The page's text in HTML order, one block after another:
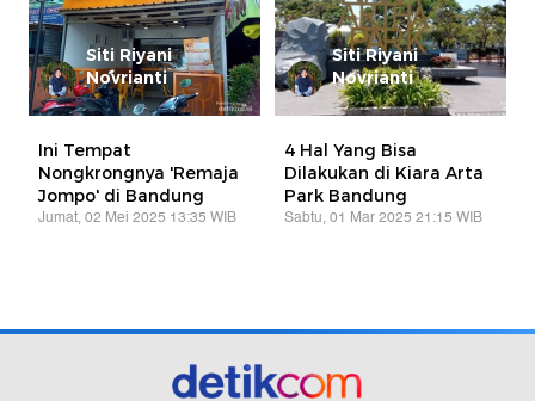
Siti Riyani
Novrianti
Ini Tempat
Nongkrongnya 'Remaja
Jompo' di Bandung
Jumat, 02 Mei 2025 13:35 WIB
Siti Riyani
Novrianti
4 Hal Yang Bisa
Dilakukan di Kiara Arta
Park Bandung
Sabtu, 01 Mar 2025 21:15 WIB